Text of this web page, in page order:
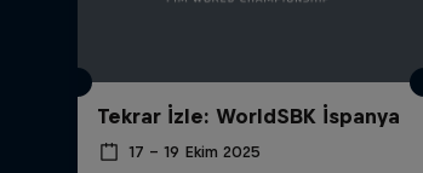
Tekrar İzle: WorldSBK İspanya
17 – 19 Ekim 2025